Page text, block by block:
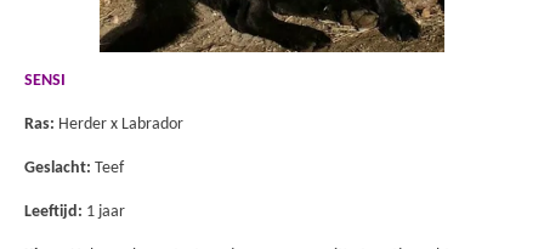
SENSI
Ras: Herder x Labrador
Geslacht: Teef
Leeftijd: 1 jaar